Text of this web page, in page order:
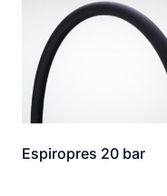
Espiropres 20 bar